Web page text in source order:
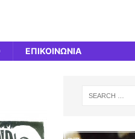
ΕΠΙΚΟΙΝΩΝΙΑ